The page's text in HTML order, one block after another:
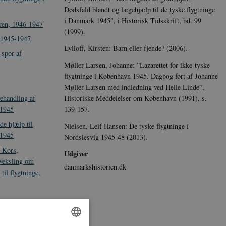
1946-1947
1947
spor af
af
hjælp til
Kors,
om
til flygtninge,
Dødsfald blandt og lægehjælp til de tyske flygtninge
i Danmark 1945", i Historisk Tidsskrift, bd. 99
(1999).
Lylloff, Kirsten: Barn eller fjende? (2006).
Møller-Larsen, Johanne: ”Lazarettet for ikke-tyske
flygtninge i København 1945. Dagbog ført af Johanne
Møller-Larsen med indledning ved Helle Linde”,
Historiske Meddelelser om København (1991), s.
139-157.
Nielsen, Leif Hansen: De tyske flygtninge i
Nordslesvig 1945-48 (2013).
Udgiver
danmarkshistorien.dk